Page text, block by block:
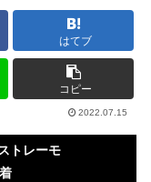
はてブ
コピー
2022.07.15
トレーモ